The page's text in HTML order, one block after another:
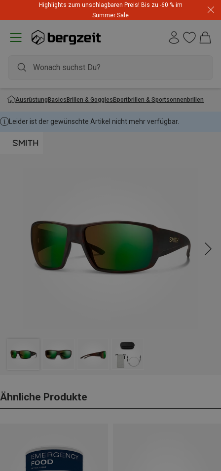
Highlights zum unschlagbaren Preis! Bis zu -60 % im
Summer Sale
AusrüstungBasicsBrillen & GogglesSportbrillen & Sportsonnenbrillen
Leider ist der gewünschte Artikel nicht mehr verfügbar.
Ähnliche Produkte